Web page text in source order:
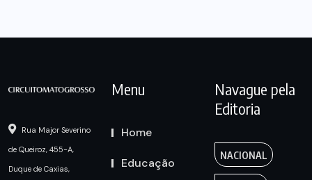
Rua Major Severino
de Queiroz, 455-A,
Duque de Caxias,
Menu
Home
Educação
Navague pela
Editoria
NACIONAL